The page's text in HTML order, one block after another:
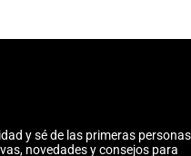
y sé de las primeras personas
novedades y consejos para